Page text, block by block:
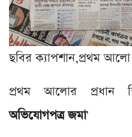
ছবির ক্যাপশান,প্রথম আলো
প্রথম আলোর প্রধান
অভিযোগপত্র জমা'